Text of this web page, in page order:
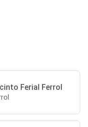
Ferial Ferrol